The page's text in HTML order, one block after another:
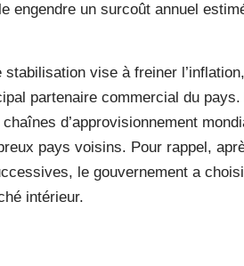
engendre un surcoût annuel
vise à freiner
partenaire commercial du
d’approvisionnement
pays voisins. Pour rappel,
le gouvernement a
intérieur.